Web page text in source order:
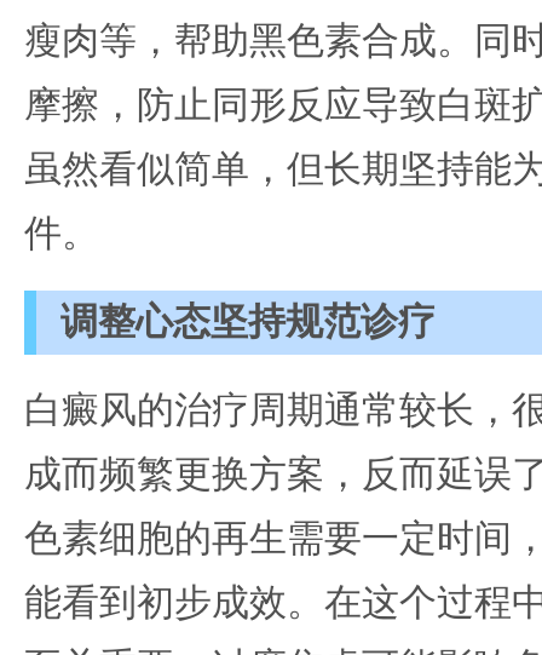
瘦肉等，帮助黑色素合成。同
摩擦，防止同形反应导致白斑
虽然看似简单，但长期坚持能
件。
调整心态坚持规范诊疗
白癜风的治疗周期通常较长，
成而频繁更换方案，反而延误
色素细胞的再生需要一定时间
能看到初步成效。在这个过程